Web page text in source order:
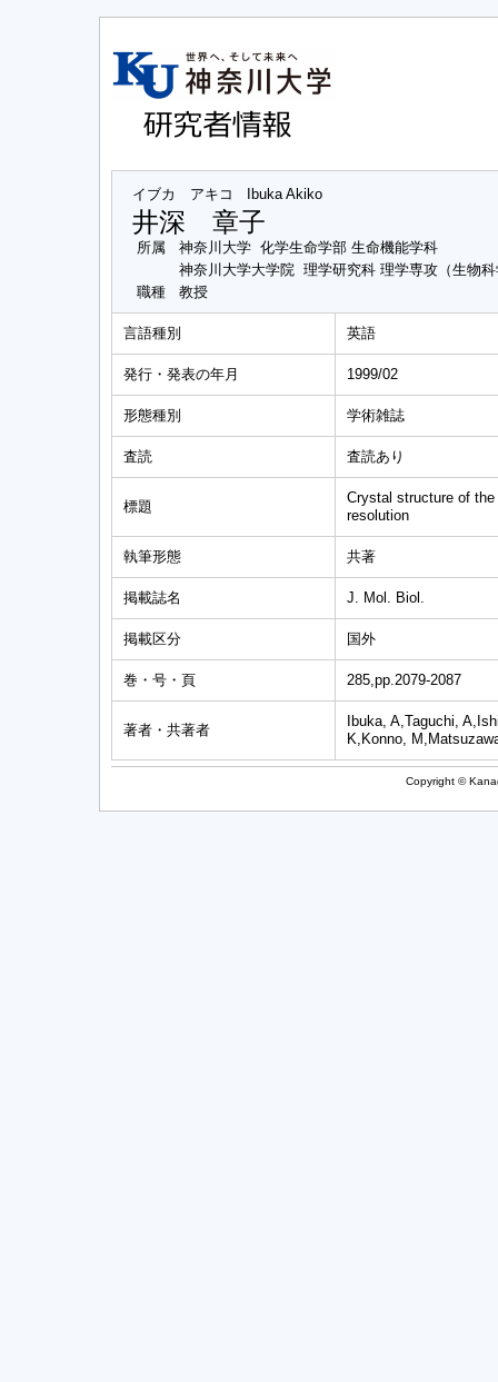
イブカ アキコ Ibuka Akiko
井深 章子
所属
神奈川大学 化学生命学部 生命機能学科
神奈川大学大学院 理学研究科 理学専攻（生物
職種
教授
言語種別 英語
発行・発表の年月 1999/02
形態種別 学術雑誌
査読 査読あり
標題
Crystal structure of
resolution
執筆形態 共著
掲載誌名 J. Mol. Biol.
掲載区分 国外
巻・号・頁 285,pp.2079-2087
著者・共著者
Ibuka, A,Taguchi,
K,Konno,
Copyright ©